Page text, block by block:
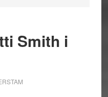
Smith i